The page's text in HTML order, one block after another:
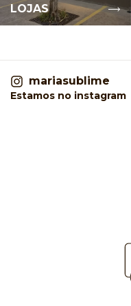
LOJAS
mariasublime
Estamos no instagram